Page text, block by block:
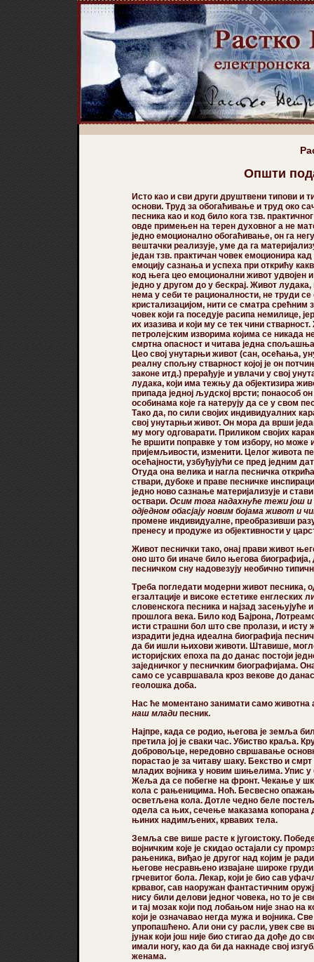
Општи
Исто као и сви други друштвени типови и
основи. Труд за обогаћивање и труд око
песника као и код било кога тзв.
овде примењен на терен духовног a не
једно емоционално обогаћивање, он га
вештачки реализује, уме да га
један тзв. практичан човек емоционира
емоцију сазнања и успеха при открићу
код њега цео емоционални живот удвојен
једно у другом до у бескрај. Живот
нема у себи те рационалности, не труди
кристализацијом, нити се сматра срећним
човек који га поседује расипа немилице,
их изазива и који му се тек чини
петролејским изворима којима се никада
смртна опасност и читава једна
Цео свој унутарњи живот (сан, осећања,
реалну спољну стварност којој је он
законе итд.) прерађује и увлачи у свој
лудака, који има тежњу да објектизира
припада једној људској врсти; понаособ
особинама које га натерују да се у свом
Тако да, по сили својих индивидуалних
свој унутарњи живот. Он мора да врши
му могу одговарати. Приликом својих
ће вршити поправке у том избору, но
пријемљивости, изменити. Целог живота
осећајности, узбуђујући се пред једним
Отуда она велика и нагла песничка
ствари, дубоке и праве песничке
једно ново сазнање материјализује и
оствари. Осим тога надахнуће тежи још и
одједном обасјају новим бојама живот и
промене индивидуалне, преобразивши
пренесу и продуже из објективности у
Живот песнички тако, онај прави живот
оно што би иначе било његова
песничком сну надовезују необично
Треба погледати модерни живот песника,
егзалтације и високе естетике
словенскога песника и најзад
прошлога века. Било код Бајрона,
исти страшни бол што све пролази, и
израдити једна идеална биографија
да би ишли њихови животи. Штавише,
историјских епоха па до данас постоји
заједничког у песничким биографијама.
само се усавршавала кроз векове до
геолошка доба.
Нас ће моментано занимати само животна
наш младипесник.
Најпре, када се родио, његова је земља
претила јој је сваки час. Убиство краља.
добровољце, нередовно свршавање
порастао је за читаву шаку. Бекство и
младих војника у новим шињелима. Упис
Жеља да се побегне на фронт. Чекање у
кола с рањеницима. Ноћ. Бесвесно
осветљена кола. Дотле чедно беле
одела са њих, сечење маказама
њиних надимљених, крвавих тела.
Земља све више расте к југоистоку.
војничким које је скидао остајали су
рањеника, виђао је другог над којим је
његове несравњено извајане широке
грчевитог бола. Лекар, који је био сав
крвавог, сав наоружан фантастичним
нису били делови једног човека, но то је
и тај мозак који под лобањом није знао на
који је означавао негда мужа и војника.
упропашћено. Али они су расли, увек све
јунак који још није био стигао да дође до
имали ногу, као да би да накнаде свој
женама.